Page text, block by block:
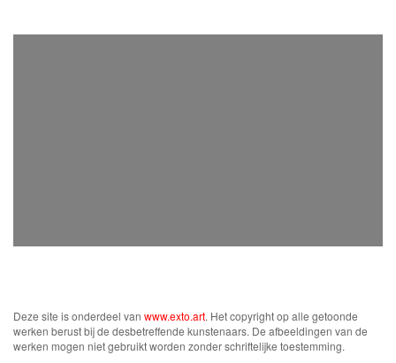
Deze site is onderdeel van www.exto.art. Het copyright op alle getoonde
werken berust bij de desbetreffende kunstenaars. De afbeeldingen van de
werken mogen niet gebruikt worden zonder schriftelijke toestemming.